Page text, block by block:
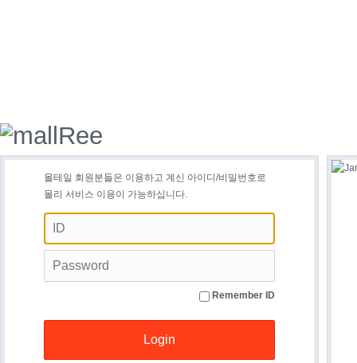
몰테일 회원분들은 이용하고 계신 아이디/비밀번호로
몰리 서비스 이용이 가능하십니다.
Remember ID
Login